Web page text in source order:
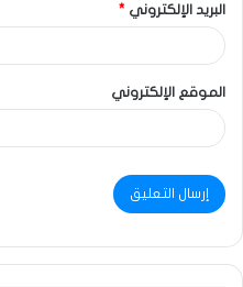
البريد الإلكتروني *
الموقع الإلكتروني